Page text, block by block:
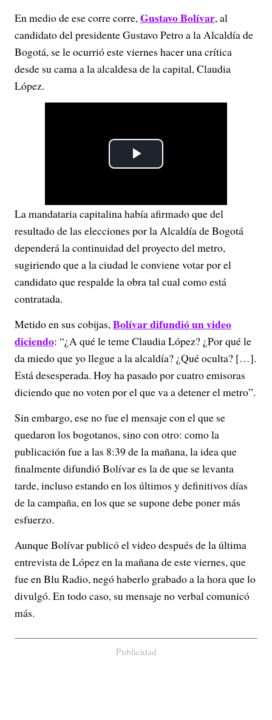
En medio de ese corre corre,Gustavo Bolívar, al
candidato del presidente Gustavo Petro a la Alcaldía de
Bogotá, se le ocurrió este viernes hacer una crítica
desde su cama a la alcaldesa de la capital, Claudia
López.
P
a
y
V
d
e
o
La mandataria capitalina había afirmado que del
resultado de las elecciones por la Alcaldía de Bogotá
dependerá la continuidad del proyecto del metro,
sugiriendo que a la ciudad le conviene votar por el
candidato que respalde la obra tal cual como está
contratada.
Metido en sus cobijas,Bolívar difundió un video
diciendo: “¿A qué le teme Claudia López? ¿Por qué le
da miedo que yo llegue a la alcaldía? ¿Qué oculta? […].
Está desesperada. Hoy ha pasado por cuatro emisoras
diciendo que no voten por el que va a detener el metro”.
Sin embargo, ese no fue el mensaje con el que se
quedaron los bogotanos, sino con otro: como la
publicación fue a las 8:39 de la mañana, la idea que
finalmente difundió Bolívar es la de que se levanta
tarde, incluso estando en los últimos y definitivos días
de la campaña, en los que se supone debe poner más
esfuerzo.
Aunque Bolívar publicó el video después de la última
entrevista de López en la mañana de este viernes, que
fue en Blu Radio, negó haberlo grabado a la hora que lo
divulgó. En todo caso, su mensaje no verbal comunicó
más.
Publicidad